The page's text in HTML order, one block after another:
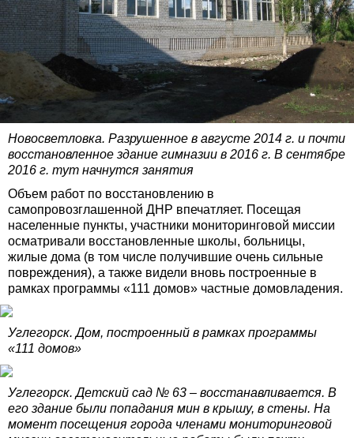
Новосветловка. Разрушенное в августе 2014 г. и почти
восстановленное здание гимназии в 2016 г. В сентябре
2016 г. тут начнутся занятия
Объем работ по восстановлению в
самопровозглашенной ДНР впечатляет. Посещая
населенные пункты, участники мониторинговой миссии
осматривали восстановленные школы, больницы,
жилые дома (в том числе получившие очень сильные
повреждения), а также видели вновь построенные в
рамках программы «111 домов» частные домовладения.
Углегорск. Дом, построенный в рамках программы
«111 домов»
Углегорск. Детский сад № 63 – восстанавливается. В
его здание были попадания мин в крышу, в стены. На
момент посещения города членами мониторинговой